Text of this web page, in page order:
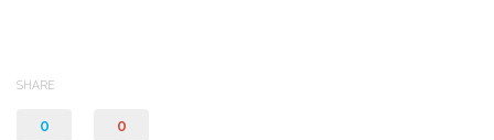
SHARE
0 0